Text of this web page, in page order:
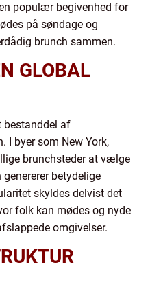
populær begivenhed for
på søndage og
brunch sammen.
GLOBAL
bestanddel af
I byer som New York,
brunchsteder at vælge
betydelige
skyldes delvist det
folk kan mødes og nyde
omgivelser.